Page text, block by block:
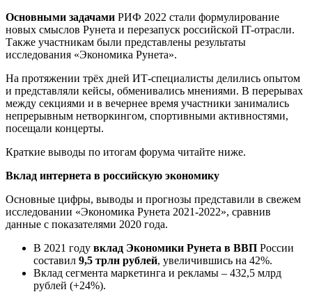
Основными задачами РИФ 2022 стали формулирование
новых смыслов Рунета и перезапуск российской IT-отрасли.
Также участникам были представлены результаты
исследования «Экономика Рунета».
На протяжении трёх дней ИТ-специалисты делились опытом
и представляли кейсы, обменивались мнениями. В перерывах
между секциями и в вечернее время участники занимались
непрерывным нетворкингом, спортивными активностями,
посещали концерты.
Краткие выводы по итогам форума читайте ниже.
Вклад интернета в российскую экономику
Основные цифры, выводы и прогнозы представили в свежем
исследовании «Экономика Рунета 2021-2022», сравнив
данные с показателями 2020 года.
В 2021 году вклад Экономики Рунета в ВВП России
составил 9,5 трлн рублей, увеличившись на 42%.
Вклад сегмента маркетинга и рекламы – 432,5 млрд
рублей (+24%).